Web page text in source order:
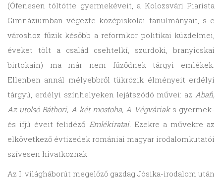
(Ófenesen töltötte gyermekéveit, a Kolozsvári Piarista
Gimnáziumban végezte középiskolai tanulmányait, s e
városhoz fűzik később a reformkor politikai küzdelmei,
éveket tölt a család csehtelkí, szurdoki, branyicskai
birtokain) ma már nem fűződnek tárgyi emlékek.
Ellenben annál mélyebbről tükrözik élményeit erdélyi
tárgyú, erdélyi színhelyeken lejátszódó művei: az Abafi,
Az utolsó Báthori, A két mostoha, A Végváriaks gyermek-
és ifjú éveit felidéző Emlékiratai.Ezekre a művekre az
elkövetkező évtizedek romániai magyar irodalomkutatói
szívesen hivatkoznak.
Az I. világháborút megelőző gazdag Jósika-irodalom után